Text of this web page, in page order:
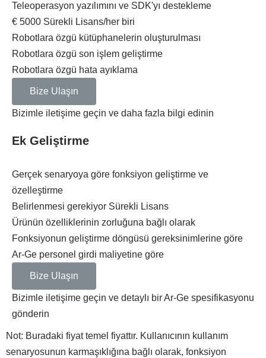
Teleoperasyon yazılımını ve SDK'yı destekleme
€ 5000 Sürekli Lisans/her biri
Robotlara özgü kütüphanelerin oluşturulması
Robotlara özgü son işlem geliştirme
Robotlara özgü hata ayıklama
Bize Ulaşın
Bizimle iletişime geçin ve daha fazla bilgi edinin
Ek Geliştirme
Gerçek senaryoya göre fonksiyon geliştirme ve
özelleştirme
Belirlenmesi gerekiyor Sürekli Lisans
Ürünün özelliklerinin zorluğuna bağlı olarak
Fonksiyonun geliştirme döngüsü gereksinimlerine göre
Ar-Ge personel girdi maliyetine göre
Bize Ulaşın
Bizimle iletişime geçin ve detaylı bir Ar-Ge spesifikasyonu
gönderin
Not: Buradaki fiyat temel fiyattır. Kullanıcının kullanım
senaryosunun karmaşıklığına bağlı olarak, fonksiyon